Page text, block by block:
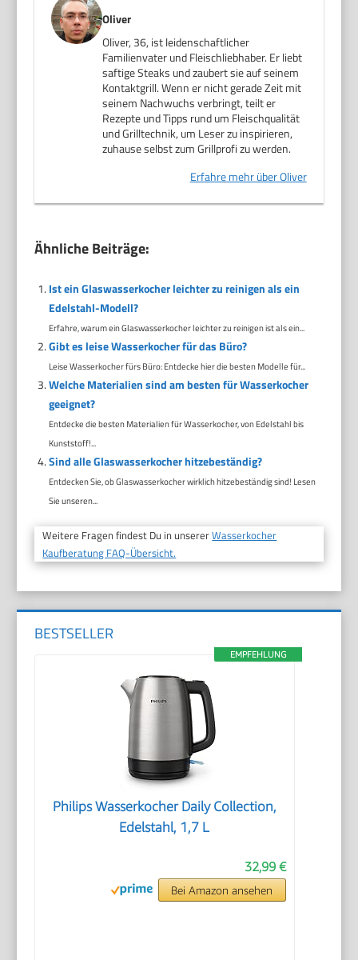
Oliver
Oliver, 36, ist leidenschaftlicher
Familienvater und Fleischliebhaber. Er liebt
saftige Steaks und zaubert sie auf seinem
Kontaktgrill. Wenn er nicht gerade Zeit mit
seinem Nachwuchs verbringt, teilt er
Rezepte und Tipps rund um Fleischqualität
und Grilltechnik, um Leser zu inspirieren,
zuhause selbst zum Grillprofi zu werden.
Erfahre mehr über Oliver
Ähnliche Beiträge:
Ist ein Glaswasserkocher leichter zu reinigen als ein
Edelstahl-Modell?
Erfahre, warum ein Glaswasserkocher leichter zu reinigen ist als ein...
Gibt es leise Wasserkocher für das Büro?
Leise Wasserkocher fürs Büro: Entdecke hier die besten Modelle für...
Welche Materialien sind am besten für Wasserkocher
geeignet?
Entdecke die besten Materialien für Wasserkocher, von Edelstahl bis
Kunststoff!...
Sind alle Glaswasserkocher hitzebeständig?
Entdecken Sie, ob Glaswasserkocher wirklich hitzebeständig sind! Lesen
Sie unseren...
Weitere Fragen findest Du in unsererWasserkocher
Kaufberatung FAQ-Übersicht.
BESTSELLER
EMPFEHLUNG
Philips Wasserkocher Daily Collection,
Edelstahl, 1,7 L
32,99 €
Bei Amazon ansehen